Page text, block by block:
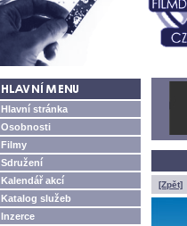
Hlavní stránka
Osobnosti
Filmy
Sdružení
Kalendář akcí
Katalog služeb
Inzerce
[Zpět]